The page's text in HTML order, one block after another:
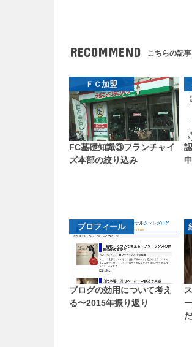
RECOMMEND こちらの記事
ＦＣ加盟
FC基礎知識③フランチャイ
ズ本部の絞り込み
プロフィール
ブログの効用について考え
る〜2015年振り返り